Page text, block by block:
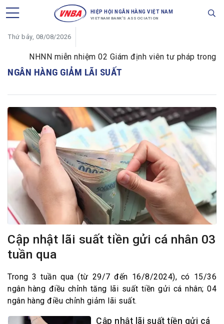
HIỆP HỘI NGÂN HÀNG VIỆT NAM
VIETNAM BANK'S ASSOCIATION
Thứ bảy, 08/08/2026
NHNN miễn nhiệm 02 Giám định viên tư pháp trong
NGÂN HÀNG GIẢM LÃI SUẤT
Cập nhật lãi suất tiền gửi cá nhân 03
tuần qua
Trong 3 tuần qua (từ 29/7 đến 16/8/2024), có 15/36
ngân hàng điều chỉnh tăng lãi suất tiền gửi cá nhân; 04
ngân hàng điều chỉnh giảm lãi suất.
Cập nhật lãi suất tiền gửi cá